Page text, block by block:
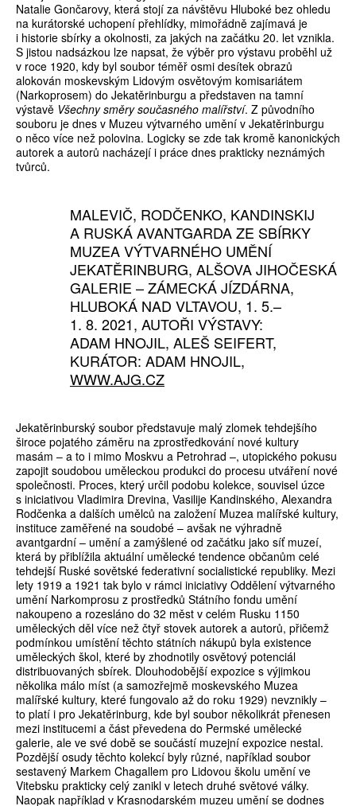
Natalie Gončarovy, která stojí za návštěvu Hluboké bez ohledu
na kurátorské uchopení přehlídky, mimořádně zajímavá je
i historie sbírky a okolnosti, za jakých na začátku 20. let vznikla.
S jistou nadsázkou lze napsat, že výběr pro výstavu proběhl už
v roce 1920, kdy byl soubor téměř osmi desítek obrazů
alokován moskevským Lidovým osvětovým komisariátem
(Narkoprosem) do Jekatěrinburgu a představen na tamní
výstavě Všechny směry současného malířství. Z původního
souboru je dnes v Muzeu výtvarného umění v Jekatěrinburgu
o něco více než polovina. Logicky se zde tak kromě kanonických
autorek a autorů nacházejí i práce dnes prakticky neznámých
tvůrců.
MALEVIČ, RODČENKO, KANDINSKIJ
A RUSKÁ AVANTGARDA ZE SBÍRKY
MUZEA VÝTVARNÉHO UMĚNÍ
JEKATĚRINBURG, ALŠOVA JIHOČESKÁ
GALERIE – ZÁMECKÁ JÍZDÁRNA,
HLUBOKÁ NAD VLTAVOU, 1. 5.–
1. 8. 2021, AUTOŘI VÝSTAVY:
ADAM HNOJIL, ALEŠ SEIFERT,
KURÁTOR: ADAM HNOJIL,
WWW.AJG.CZ
Jekatěrinburský soubor představuje malý zlomek tehdejšího
široce pojatého záměru na zprostředkování nové kultury
masám – a to i mimo Moskvu a Petrohrad –, utopického pokusu
zapojit soudobou uměleckou produkci do procesu utváření nové
společnosti. Proces, který určil podobu kolekce, souvisel úzce
s iniciativou Vladimira Drevina, Vasilije Kandinského, Alexandra
Rodčenka a dalších umělců na založení Muzea malířské kultury,
instituce zaměřené na soudobé – avšak ne výhradně
avantgardní – umění a zamýšlené od začátku jako síť muzeí,
která by přiblížila aktuální umělecké tendence občanům celé
tehdejší Ruské sovětské federativní socialistické republiky. Mezi
lety 1919 a 1921 tak bylo v rámci iniciativy Oddělení výtvarného
umění Narkomprosu z prostředků Státního fondu umění
nakoupeno a rozesláno do 32 měst v celém Rusku 1150
uměleckých děl více než čtyř stovek autorek a autorů, přičemž
podmínkou umístění těchto státních nákupů byla existence
uměleckých škol, které by zhodnotily osvětový potenciál
distribuovaných sbírek. Dlouhodobější expozice s výjimkou
několika málo míst (a samozřejmě moskevského Muzea
malířské kultury, které fungovalo až do roku 1929) nevznikly –
to platí i pro Jekatěrinburg, kde byl soubor několikrát přenesen
mezi institucemi a část převedena do Permské umělecké
galerie, ale ve své době se součástí muzejní expozice nestal.
Pozdější osudy těchto kolekcí byly různé, například soubor
sestavený Markem Chagallem pro Lidovou školu umění ve
Vitebsku prakticky celý zanikl v letech druhé světové války.
Naopak například v Krasnodarském muzeu umění se dodnes